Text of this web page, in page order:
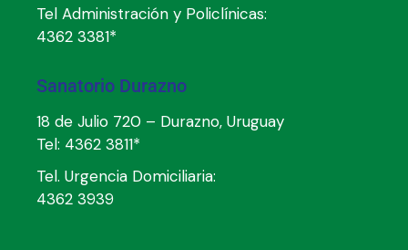
Tel Administración y Policlínicas:
4362 3381*
Sanatorio Durazno
18 de Julio 720 – Durazno, Uruguay
Tel: 4362 3811*
Tel. Urgencia Domiciliaria:
4362 3939